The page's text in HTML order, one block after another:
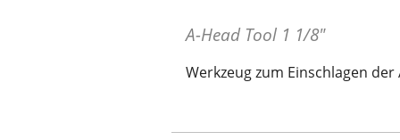
A-Head Tool 1 1/8"
Werkzeug zum Einschlagen der